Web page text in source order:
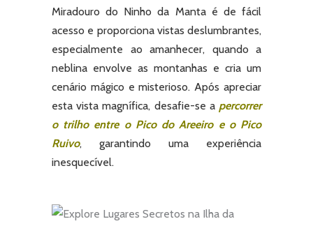
Miradouro do Ninho da Manta é de fácil
acesso e proporciona vistas deslumbrantes,
especialmente ao amanhecer, quando a
neblina envolve as montanhas e cria um
cenário mágico e misterioso. Após apreciar
esta vista magnífica, desafie-se a percorrer
o trilho entre o Pico do Areeiro e o Pico
Ruivo, garantindo uma experiência
inesquecível.